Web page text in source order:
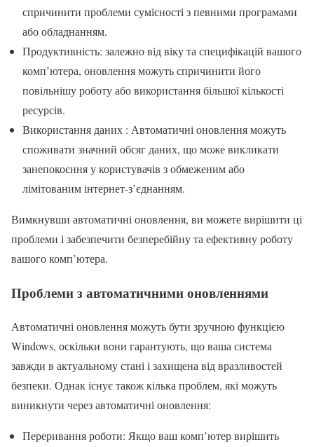
спричинити проблеми сумісності з певними програмами
або обладнанням.
Продуктивність: залежно від віку та специфікацій вашого
комп’ютера, оновлення можуть спричинити його
повільнішу роботу або використання більшої кількості
ресурсів.
Використання даних : Автоматичні оновлення можуть
споживати значний обсяг даних, що може викликати
занепокоєння у користувачів з обмеженим або
лімітованим інтернет-з’єднанням.
Вимкнувши автоматичні оновлення, ви можете вирішити ці
проблеми і забезпечити безперебійну та ефективну роботу
вашого комп’ютера.
Проблеми з автоматичними оновленнями
Автоматичні оновлення можуть бути зручною функцією
Windows, оскільки вони гарантують, що ваша система
завжди в актуальному стані і захищена від вразливостей
безпеки. Однак існує також кілька проблем, які можуть
виникнути через автоматичні оновлення:
Переривання роботи: Якщо ваш комп’ютер вирішить